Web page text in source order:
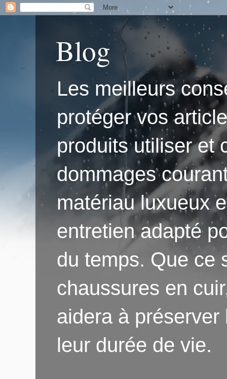
Blog
Les meilleurs
protéger vos
produits utiliser et
dommages
matériau luxueux
entretien adapté
du temps. Que ce
chaussures en
aidera à
leur durée de vie.